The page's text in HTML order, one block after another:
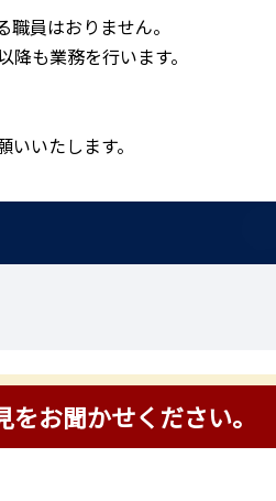
員はおりません。
も業務を行います。
いたします。
お聞かせください。